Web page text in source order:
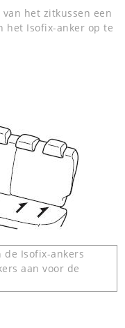
het zitkussen een
het Isofix-anker op te
de Isofix-ankers
aan voor de